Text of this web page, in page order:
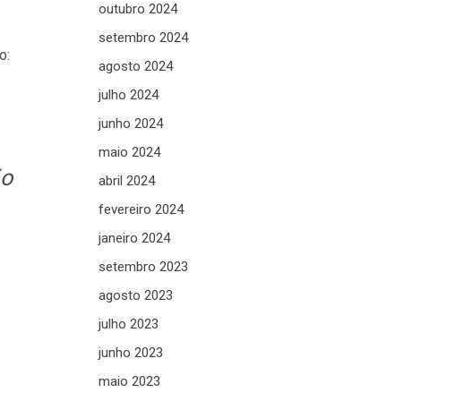
outubro 2024
setembro 2024
agosto 2024
julho 2024
junho 2024
maio 2024
abril 2024
fevereiro 2024
janeiro 2024
setembro 2023
agosto 2023
julho 2023
junho 2023
maio 2023